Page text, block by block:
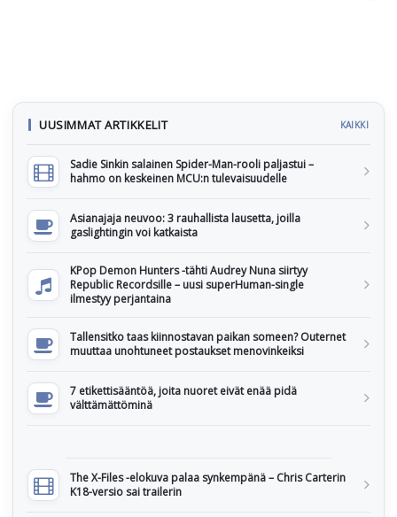
UUSIMMAT ARTIKKELIT KAIKKI
Sadie Sinkin salainen Spider-Man-rooli paljastui –
hahmo on keskeinen MCU:n tulevaisuudelle
Asianajaja neuvoo: 3 rauhallista lausetta, joilla
gaslightingin voi katkaista
KPop Demon Hunters -tähti Audrey Nuna siirtyy
Republic Recordsille – uusi superHuman-single
ilmestyy perjantaina
Tallensitko taas kiinnostavan paikan someen? Outernet
muuttaa unohtuneet postaukset menovinkeiksi
7 etikettisääntöä, joita nuoret eivät enää pidä
välttämättöminä
The X-Files -elokuva palaa synkempänä – Chris Carterin
K18-versio sai trailerin